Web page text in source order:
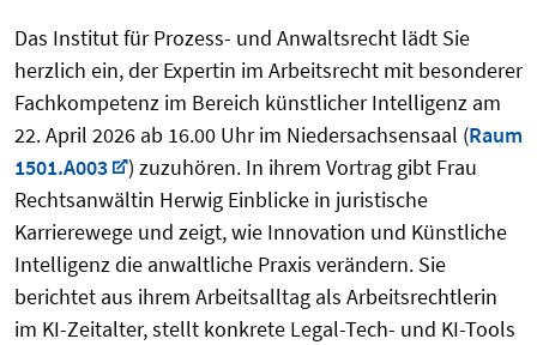
Das Institut für Prozess- und Anwaltsrecht lädt Sie
herzlich ein, der Expertin im Arbeitsrecht mit besonderer
Fachkompetenz im Bereich künstlicher Intelligenz am
22. April 2026 ab 16.00 Uhr im Niedersachsensaal (Raum
1501.A003
) zuzuhören. In ihrem Vortrag gibt Frau
Rechtsanwältin Herwig Einblicke in juristische
Karrierewege und zeigt, wie Innovation und Künstliche
Intelligenz die anwaltliche Praxis verändern. Sie
berichtet aus ihrem Arbeitsalltag als Arbeitsrechtlerin
im KI-Zeitalter, stellt konkrete Legal-Tech- und KI-Tools